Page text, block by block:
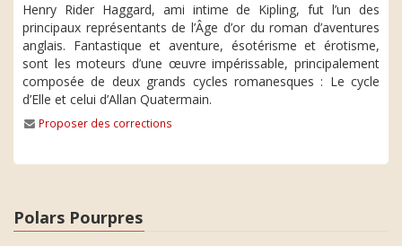
Henry Rider Haggard, ami intime de Kipling, fut l’un des
principaux représentants de l’Âge d’or du roman d’aventures
anglais. Fantastique et aventure, ésotérisme et érotisme,
sont les moteurs d’une œuvre impérissable, principalement
composée de deux grands cycles romanesques : Le cycle
d’Elle et celui d’Allan Quatermain.
Proposer des corrections
Polars Pourpres